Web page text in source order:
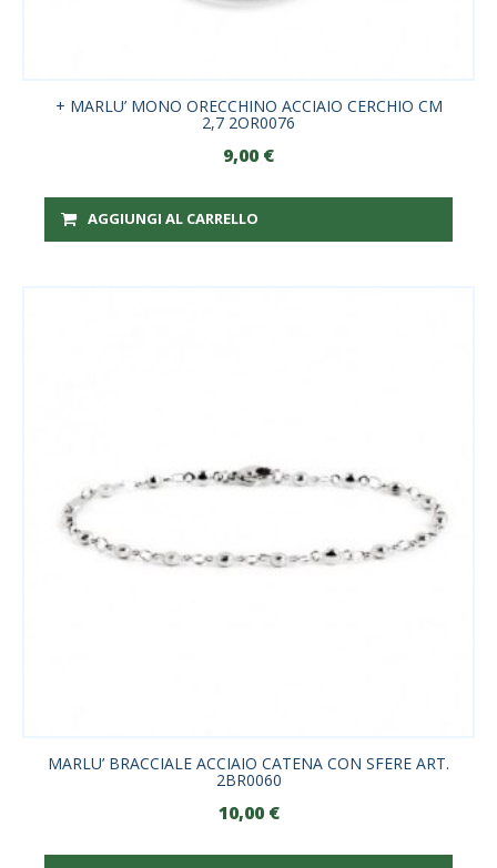
+ MARLU’ MONO ORECCHINO ACCIAIO CERCHIO CM
2,7 2OR0076
9,00 €
AGGIUNGI AL CARRELLO
MARLU’ BRACCIALE ACCIAIO CATENA CON SFERE ART.
2BR0060
10,00 €